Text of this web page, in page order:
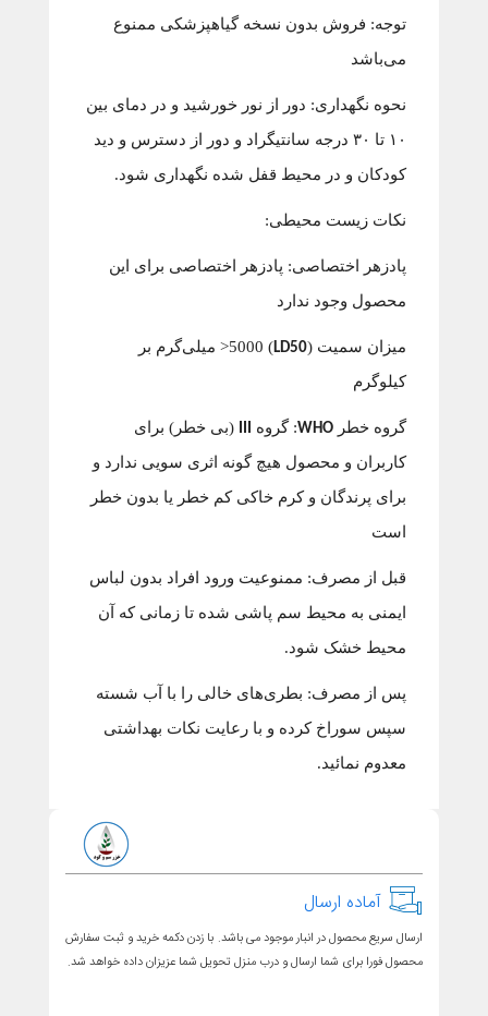
توجه: فروش بدون نسخه گیاهپزشکی ممنوع
می‌باشد
نحوه نگهداری: دور از نور خورشید و در دمای بین
۱۰ تا ۳۰ درجه سانتیگراد و دور از دسترس و دید
کودکان و در محیط قفل شده نگهداری شود.
نکات زیست محیطی:
پادزهر اختصاصی: پادزهر اختصاصی برای این
محصول وجود ندارد
میزان سمیت (LD50
) 5000< میلی‌گرم بر
کیلوگرم
گروه خطر WHO: گروه III (بی خطر) برای
کاربران و محصول هیچ گونه اثری سویی ندارد و
برای پرندگان و کرم خاکی کم خطر یا بدون خطر
است
قبل از مصرف: ممنوعیت ورود افراد بدون لباس
ایمنی به محیط سم پاشی شده تا زمانی که آن
محیط خشک شود.
پس از مصرف: بطری‌های خالی را با آب شسته
سپس سوراخ کرده و با رعایت نکات بهداشتی
معدوم نمائید.
آماده ارسال
ارسال سریع محصول در انبار موجود می باشد. با زدن دکمه خرید و ثبت سفارش
محصول فورا برای شما ارسال و درب منزل تحویل شما عزیزان داده خواهد شد.